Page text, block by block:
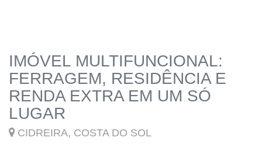
IMÓVEL MULTIFUNCIONAL:
FERRAGEM, RESIDÊNCIA E
RENDA EXTRA EM UM SÓ
LUGAR
CIDREIRA, COSTA DO SOL